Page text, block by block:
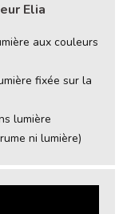
Elia
aux couleurs
fixée sur la
lumière
ni lumière)